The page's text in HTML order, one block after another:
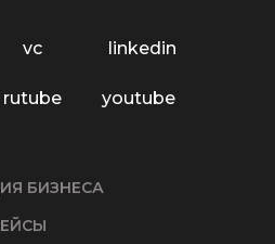
vc linkedin
rutube youtube
БИЗНЕСА